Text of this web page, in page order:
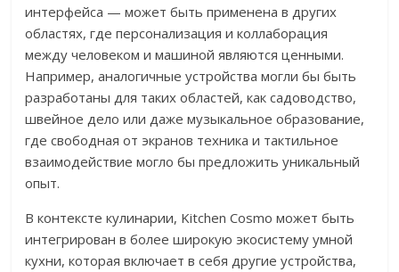
интерфейса — может быть применена в других
областях, где персонализация и коллаборация
между человеком и машиной являются ценными.
Например, аналогичные устройства могли бы быть
разработаны для таких областей, как садоводство,
швейное дело или даже музыкальное образование,
где свободная от экранов техника и тактильное
взаимодействие могло бы предложить уникальный
опыт.
В контексте кулинарии, Kitchen Cosmo может быть
интегрирован в более широкую экосистему умной
кухни, которая включает в себя другие устройства,